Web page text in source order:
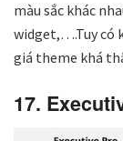
màu sắc khác
widget,….Tuy có
giá theme khá
17.